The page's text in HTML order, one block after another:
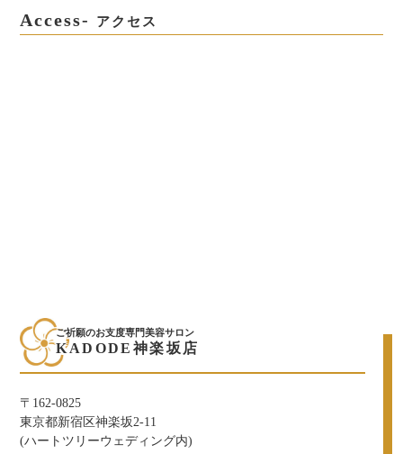
Access- アクセス
ご祈願のお支度専門美容サロン
KADODE神楽坂店
〒162-0825
東京都新宿区神楽坂2-11
(ハートツリーウェディング内)